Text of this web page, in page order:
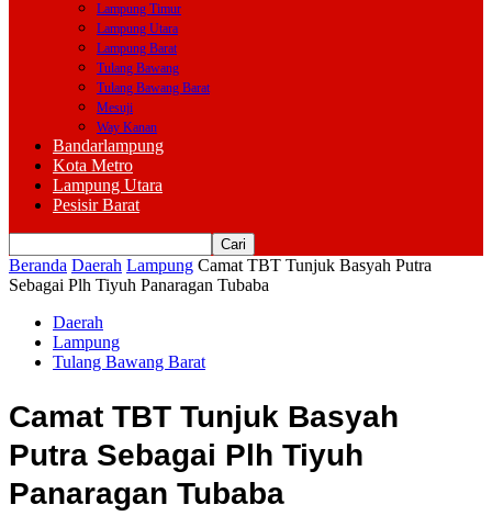
Lampung Timur
Lampung Utara
Lampung Barat
Tulang Bawang
Tulang Bawang Barat
Mesuji
Way Kanan
Bandarlampung
Kota Metro
Lampung Utara
Pesisir Barat
Beranda Daerah Lampung Camat TBT Tunjuk Basyah Putra
Sebagai Plh Tiyuh Panaragan Tubaba
Daerah
Lampung
Tulang Bawang Barat
Camat TBT Tunjuk Basyah
Putra Sebagai Plh Tiyuh
Panaragan Tubaba